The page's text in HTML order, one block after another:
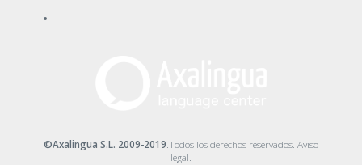
©Axalingua S.L. 2009-2019.Todos los derechos reservados. Aviso
legal.